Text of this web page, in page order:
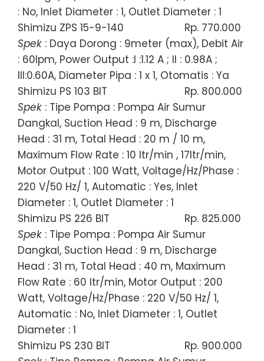
: No, Inlet Diameter : 1, Outlet Diameter : 1
Shimizu ZPS 15-9-140
Rp. 770.000
Spek : Daya Dorong : 9meter (max), Debit Air
: 60lpm, Power Output :I :1.12 A ; II : 0.98A ;
III:0.60A, Diameter Pipa : 1 x 1, Otomatis : Ya
Shimizu PS 103 BIT
Rp. 800.000
Spek : Tipe Pompa : Pompa Air Sumur
Dangkal, Suction Head : 9 m, Discharge
Head : 31 m, Total Head : 20 m / 10 m,
Maximum Flow Rate : 10 ltr/min , 17ltr/min,
Motor Output : 100 Watt, Voltage/Hz/Phase :
220 V/50 Hz/ 1, Automatic : Yes, Inlet
Diameter : 1, Outlet Diameter : 1
Shimizu PS 226 BIT
Rp. 825.000
Spek : Tipe Pompa : Pompa Air Sumur
Dangkal, Suction Head : 9 m, Discharge
Head : 31 m, Total Head : 40 m, Maximum
Flow Rate : 60 ltr/min, Motor Output : 200
Watt, Voltage/Hz/Phase : 220 V/50 Hz/ 1,
Automatic : No, Inlet Diameter : 1, Outlet
Diameter : 1
Shimizu PS 230 BIT
Rp. 900.000